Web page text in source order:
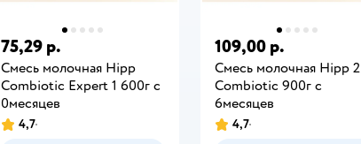
75,29 р.
Смесь молочная Hipp
Combiotic Expert 1 600г c
0месяцев
4,7
109,00 р.
Смесь молочная Hipp 2
Combiotic 900г с
6месяцев
4,7